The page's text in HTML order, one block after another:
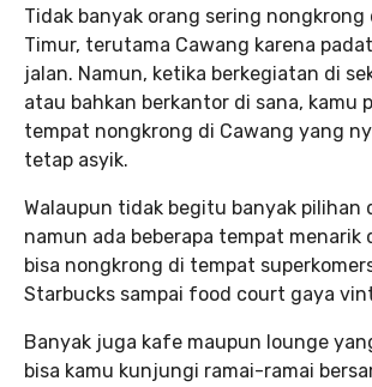
Tidak banyak orang sering nongkrong
Timur, terutama Cawang karena
jalan. Namun, ketika berkegiatan di
atau bahkan berkantor di sana, kamu
tempat nongkrong di Cawang yang
tetap asyik.
Walaupun tidak begitu banyak pilihan
namun ada beberapa tempat menarik
bisa nongkrong di tempat
Starbucks sampai food court gaya
Banyak juga kafe maupun lounge
bisa kamu kunjungi ramai-ramai